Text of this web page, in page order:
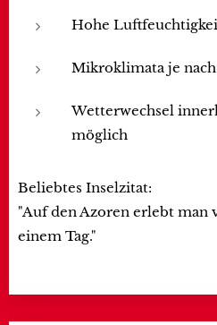
Hohe
Mikroklimata je
Wetterwechsel
möglich
Beliebtes Inselzitat:
"Auf den Azoren erlebt man
einem Tag."